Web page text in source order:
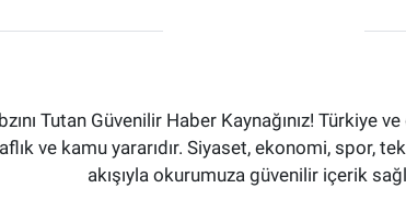
Tutan Güvenilir Haber Kaynağınız! Türkiye
ve kamu yararıdır. Siyaset, ekonomi, spor,
akışıyla okurumuza güvenilir içerik